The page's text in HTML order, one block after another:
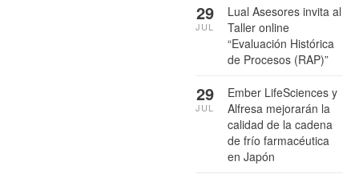
Lual Asesores invita al
Taller online
“Evaluación Histórica
de Procesos (RAP)”
29
JUL
Ember LifeSciences y
Alfresa mejorarán la
calidad de la cadena
de frío farmacéutica
en Japón
29
JUL